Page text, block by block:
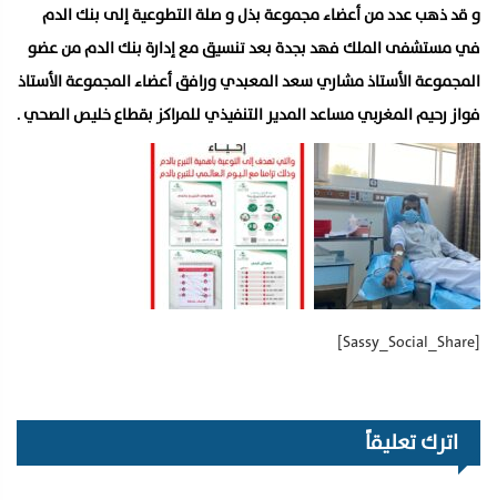
و قد ذهب عدد من أعضاء مجموعة بذل و صلة التطوعية إلى بنك الدم
في مستشفى الملك فهد بجدة بعد تنسيق مع إدارة بنك الدم من عضو
المجموعة الأستاذ مشاري سعد المعبدي ورافق أعضاء المجموعة الأستاذ
فواز رحيم المغربي مساعد المدير التنفيذي للمراكز بقطاع خليص الصحي .
[Sassy_Social_Share]
اترك تعليقاً